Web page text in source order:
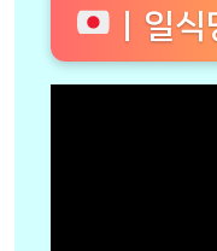
ㅣ일